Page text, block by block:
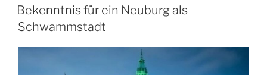
AM
Bekenntnis für ein Neuburg als
Schwammstadt